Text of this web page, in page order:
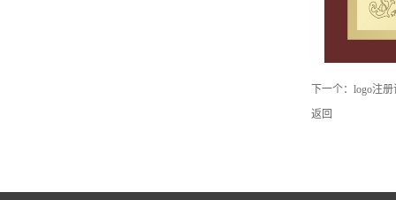
下一个： logo注册
返回